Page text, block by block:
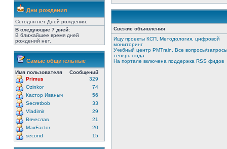
Дни рождения
Сегодня нет Дней рождения.
В следующие 7 дней:
В ближайшее время дней
рождений нет.
Самые общительные
Имя пользователя
Сообщений
Primus
329
Ozinkor
74
Кастор Иваныч
56
Secretbob
33
Vladimir
29
Вячеслав
21
MaxFactor
20
second
15
Свежие объявления
Ищу проекты КСП, Методология, цифровой
мониторинг
Учебный центр PMTrain. Все вопросы/запросы
теперь сюда
На портале включена поддержка RSS фидов